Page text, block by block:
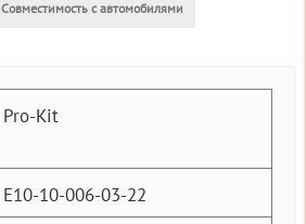
Совместимость с автомобилями
Pro-Kit
E10-10-006-03-22